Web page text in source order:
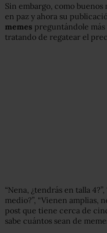
Sin embargo, como buenos
en paz y ahora su
memes preguntándole
tratando de regatear el
“Nena, ¿tendrás en talla
medio?”, “Vienen amplias,
post que tiene cerca de
sabe cuántos sean de